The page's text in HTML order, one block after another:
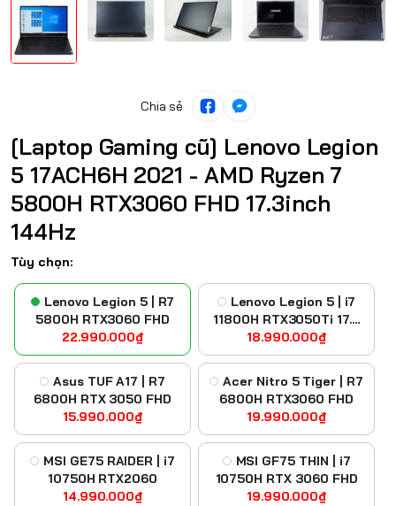
Chia sẻ
[Laptop Gaming cũ] Lenovo Legion
5 17ACH6H 2021 - AMD Ryzen 7
5800H RTX3060 FHD 17.3inch
144Hz
Tùy chọn:
Lenovo Legion 5 | R7
5800H RTX3060 FHD
22.990.000₫
Lenovo Legion 5 | i7
11800H RTX3050Ti 17.3
FHD
18.990.000₫
Asus TUF A17 | R7
6800H RTX 3050 FHD
15.990.000₫
Acer Nitro 5 Tiger | R7
6800H RTX3060 FHD
19.990.000₫
MSI GE75 RAIDER | i7
10750H RTX2060
14.990.000₫
MSI GF75 THIN | i7
10750H RTX 3060 FHD
19.990.000₫